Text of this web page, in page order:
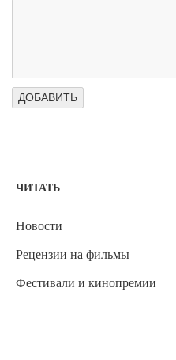
ЧИТАТЬ
Новости
Рецензии на фильмы
Фестивали и кинопремии